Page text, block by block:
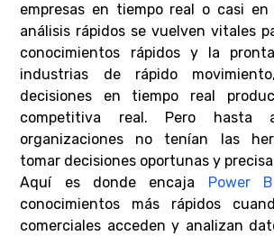
empresas en tiempo real o casi
análisis rápidos se vuelven vitales
conocimientos rápidos y la
industrias de rápido
decisiones en tiempo real
competitiva real. Pero hasta
organizaciones no tenían las
tomar decisiones oportunas y
Aquí es donde encaja
Power BI
conocimientos más rápidos
comerciales acceden y analizan